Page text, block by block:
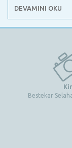
DEVAMINI OKU
Bestekar